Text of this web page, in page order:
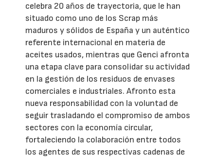
celebra 20 años de trayectoria, que le han
situado como uno de los Scrap más
maduros y sólidos de España y un auténtico
referente internacional en materia de
aceites usados, mientras que Genci afronta
una etapa clave para consolidar su actividad
en la gestión de los residuos de envases
comerciales e industriales. Afronto esta
nueva responsabilidad con la voluntad de
seguir trasladando el compromiso de ambos
sectores con la economía circular,
fortaleciendo la colaboración entre todos
los agentes de sus respectivas cadenas de